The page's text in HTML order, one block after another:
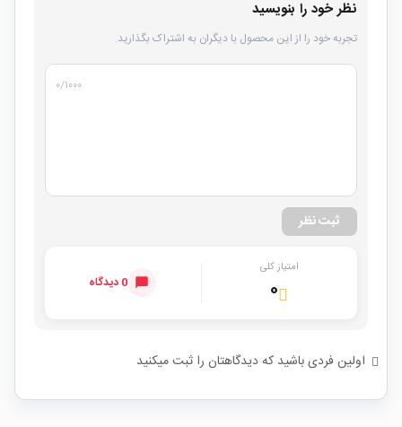
نظر خود را بنویسید
تجربه خود را از این محصول با دیگران به اشتراک بگذارید.
۰/۱۰۰۰
ثبت نظر
امتیاز کلی
۰ 0 دیدگاه
اولین فردی باشید که دیدگاهتان را ثبت میکنید